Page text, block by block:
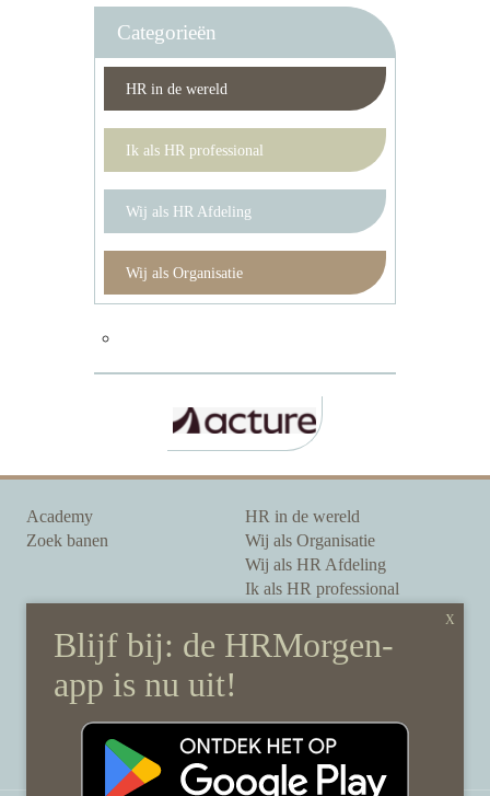
Categorieën
HR in de wereld
Ik als HR professional
Wij als HR Afdeling
Wij als Organisatie
Academy
Zoek banen
HR in de wereld
Wij als Organisatie
Wij als HR Afdeling
Ik als HR professional
Onze auteurs
Onze partners
Sponsoring
Over HRMorgen
Disclaimer & gedragscode